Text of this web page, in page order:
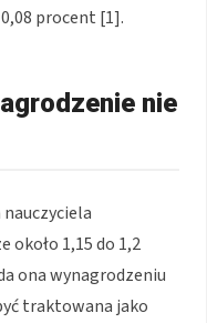
procent [1].
nie
1,15 do 1,2
ona wynagrodzeniu
traktowana jako